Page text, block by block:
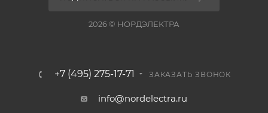
2026 © НОРДЭЛЕКТРА
+7 (495) 275-17-71 ЗАКАЗАТЬ ЗВОНОК
info@nordelectra.ru